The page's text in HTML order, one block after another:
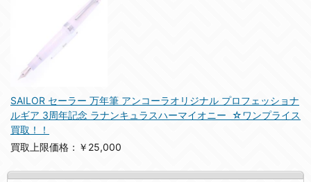
SAILOR セーラー 万年筆 アンコーラオリジナル プロフェッショナ
ルギア 3周年記念 ラナンキュラスハーマイオニー ☆ワンプライス
買取！！
買取上限価格：￥25,000